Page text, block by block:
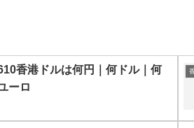
香港ドルは何円｜何ドル｜何
ーロ